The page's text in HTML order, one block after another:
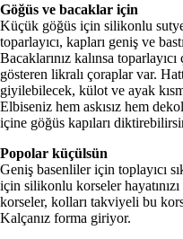
Göğüs ve bacaklar için
Küçük göğüs için silikonlu
toparlayıcı, kapları geniş ve
Bacaklarınız kalınsa
gösteren likralı çoraplar var.
giyilebilecek, külot ve ayak
Elbiseniz hem askısız hem
içine göğüs kapıları
Popolar küçülsün
Geniş basenliler için toplayıcı
için silikonlu korseler
korseler, kolları takviyeli bu
Kalçanız forma giri­yor.